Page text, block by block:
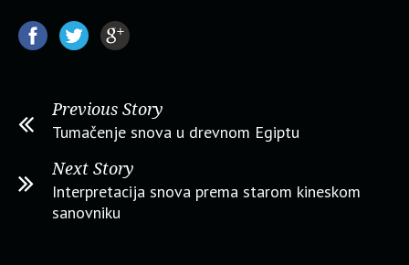
Previous Story
Tumačenje snova u drevnom Egiptu
Next Story
Interpretacija snova prema starom kineskom
sanovniku